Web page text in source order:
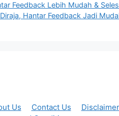
Feedback Lebih Mudah &
Hantar Feedback Jadi
Us Contact Us Disclaimer